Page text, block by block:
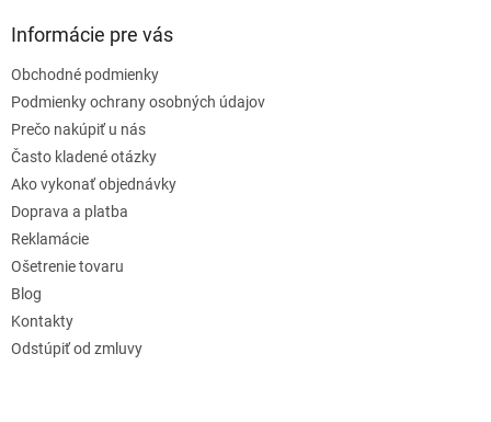
Informácie pre vás
Obchodné podmienky
Podmienky ochrany osobných údajov
Prečo nakúpiť u nás
Často kladené otázky
Ako vykonať objednávky
Doprava a platba
Reklamácie
Ošetrenie tovaru
Blog
Kontakty
Odstúpiť od zmluvy